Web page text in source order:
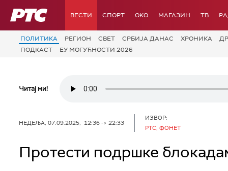
РТС ВЕСТИ СПОРТ OKO МАГАЗИН ТВ
ПОЛИТИКА РЕГИОН СВЕТ СРБИЈА ДАНАС ХРОНИКА
ПОДКАСТ
ЕУ МОГУЋНОСТИ 2026
Читај ми!
НЕДЕЉА, 07.09.2025, 12:36 -> 22:33
ИЗВОР:
РТС, ФОНЕТ
Протести подршке